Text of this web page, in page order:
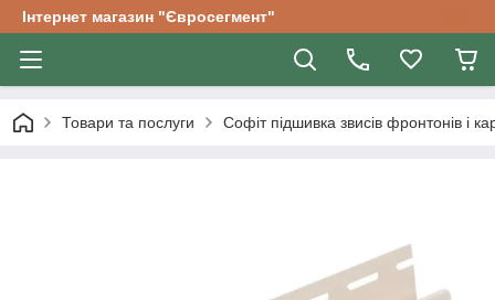
Інтернет магазин "Євросегмент"
Товари та послуги Софіт підшивка звисів фронтонів і